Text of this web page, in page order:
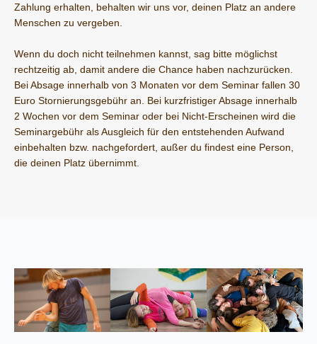
Zahlung erhalten, behalten wir uns vor, deinen Platz an andere
Menschen zu vergeben.
Wenn du doch nicht teilnehmen kannst, sag bitte möglichst
rechtzeitig ab, damit andere die Chance haben nachzurücken.
Bei Absage innerhalb von 3 Monaten vor dem Seminar fallen 30
Euro Stornierungsgebühr an. Bei kurzfristiger Absage innerhalb
2 Wochen vor dem Seminar oder bei Nicht-Erscheinen wird die
Seminargebühr als Ausgleich für den entstehenden Aufwand
einbehalten bzw. nachgefordert, außer du findest eine Person,
die deinen Platz übernimmt.